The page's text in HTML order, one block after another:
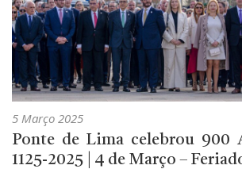
5 Março 2025
Ponte de Lima celebrou 900
1125-2025 | 4 de Março –